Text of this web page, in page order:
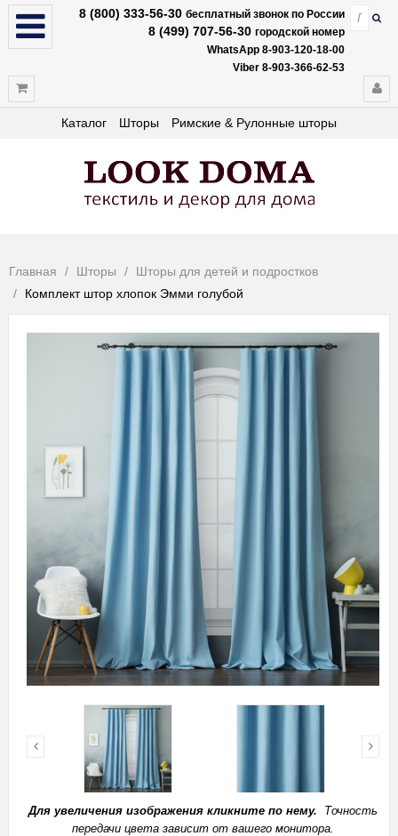
8 (800) 333-56-30 бесплатный звонок по России
8 (499) 707-56-30 городской номер
WhatsApp 8-903-120-18-00
Viber 8-903-366-62-53
Каталог Шторы Римские & Рулонные шторы
Главная Шторы
Шторы для детей и подростков
Комплект штор хлопок Эмми голубой
Для увеличения изображения кликните по нему. Точность
передачи цвета зависит от вашего монитора.